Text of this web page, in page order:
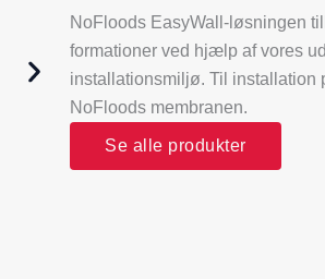
NoFloods EasyWall-løsningen
formationer ved hjælp af vores
installationsmiljø. Til installation
NoFloods membranen.
Se alle produkter